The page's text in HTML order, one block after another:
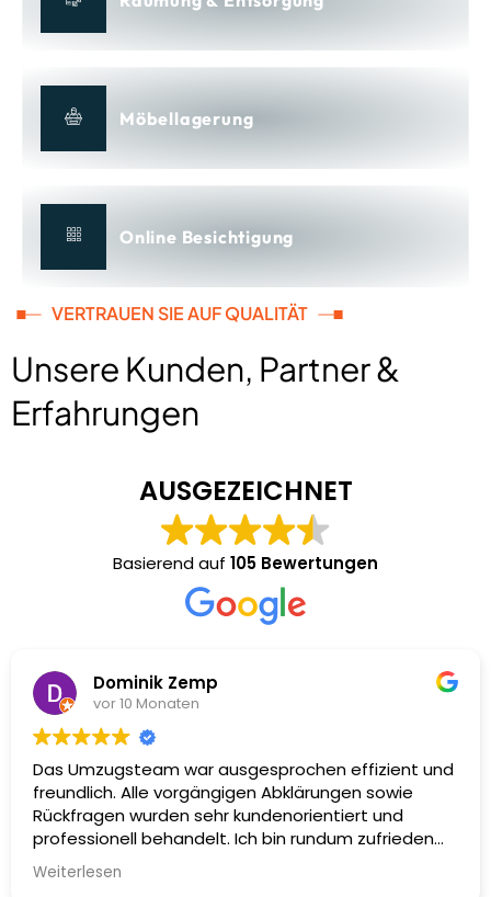
Möbellagerung
Online Besichtigung
VERTRAUEN SIE AUF QUALITÄT
Unsere Kunden, Partner &
Erfahrungen
AUSGEZEICHNET
Basierend auf 105 Bewertungen
Dominik Zemp
vor 10 Monaten
Das Umzugsteam war ausgesprochen effizient und
freundlich. Alle vorgängigen Abklärungen sowie
Rückfragen wurden sehr kundenorientiert und
professionell behandelt. Ich bin rundum zufrieden
und kann Swiss Umzüge uneingeschränkt
weiterempfehlen (Die Reinigung mit
Weiterlesen